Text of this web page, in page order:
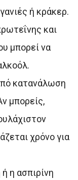
ή κράκερ.
και
μπορεί να
κατανάλωση
μπορείς,
χρόνο για
η ασπιρίνη